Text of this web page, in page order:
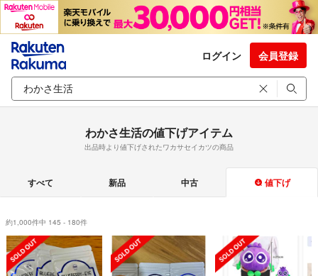
ログイン 会員登録
わかさ生活の値下げアイテム
出品時より値下げされたワカサセイカツの商品
すべて 新品 中古 値下げ
約1,000件中 145 - 180件